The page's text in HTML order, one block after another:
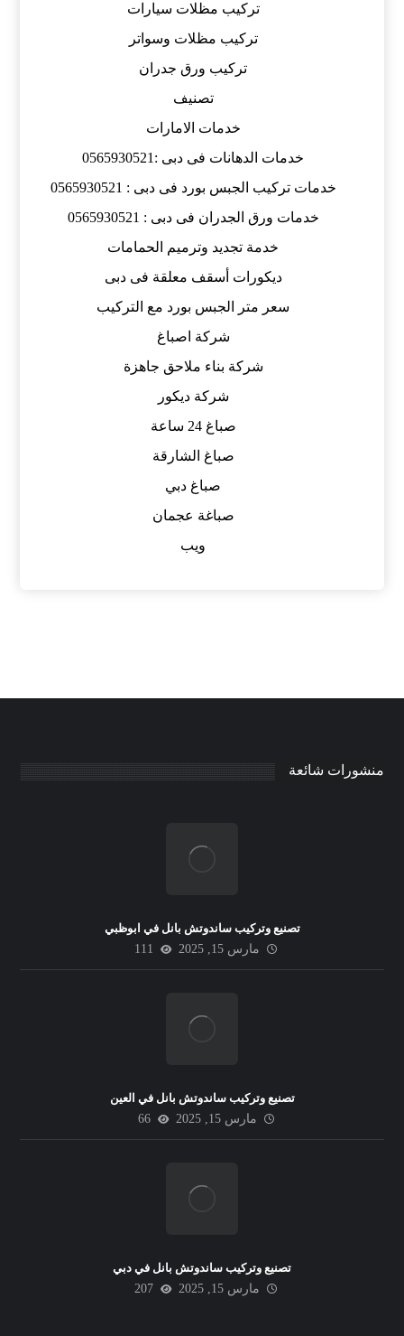
تركيب مظلات سيارات
تركيب مظلات وسواتر
تركيب ورق جدران
تصنيف
خدمات الامارات
خدمات الدهانات فى دبى :0565930521
خدمات تركيب الجبس بورد فى دبى : 0565930521
خدمات ورق الجدران فى دبى : 0565930521
خدمة تجديد وترميم الحمامات
ديكورات أسقف معلقة فى دبى
سعر متر الجبس بورد مع التركيب
شركة اصباغ
شركة بناء ملاحق جاهزة
شركة ديكور
صباغ 24 ساعة
صباغ الشارقة
صباغ دبي
صباغة عجمان
ويب
منشورات شائعة
تصنيع وتركيب ساندوتش بانل في ابوظبي
مارس 15, 2025
111
تصنيع وتركيب ساندوتش بانل في العين
مارس 15, 2025
66
تصنيع وتركيب ساندوتش بانل في دبي
مارس 15, 2025
207